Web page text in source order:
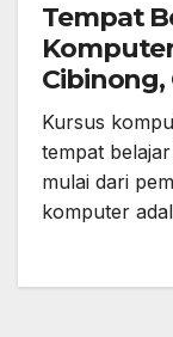
Tempat
dan
Kursus
tempat
mulai dari
komputer